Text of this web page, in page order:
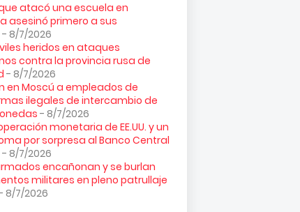
atacó una escuela en
asesinó primero a sus
- 8/7/2026
heridos en ataques
contra la provincia rusa de
- 8/7/2026
en Moscú a empleados de
ilegales de intercambio de
- 8/7/2026
monetaria de EE.UU. y un
por sorpresa al Banco Central
- 8/7/2026
encañonan y se burlan
militares en pleno patrullaje
8/7/2026